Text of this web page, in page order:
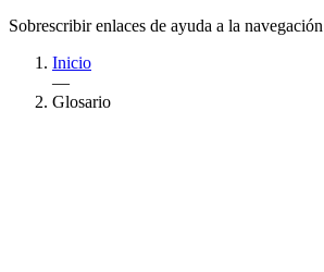
Sobrescribir enlaces de ayuda a la navegación
Inicio
—
Glosario